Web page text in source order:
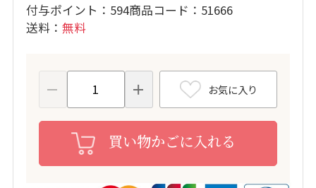
付与ポイント 594商品コード
51666
送料
無料
お気に入り
買い物かごに入れる